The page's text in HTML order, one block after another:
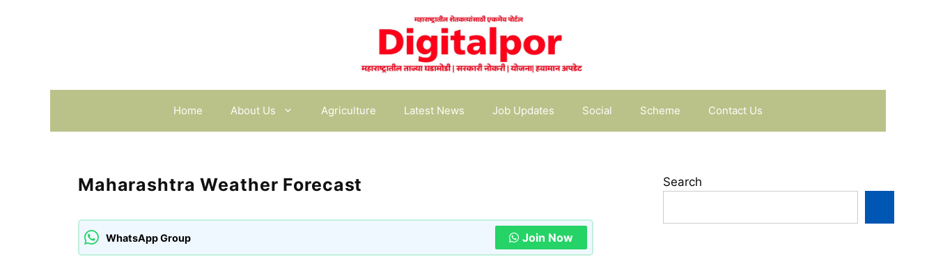
Home About Us Agriculture Latest News Job Updates Social Scheme Contact Us
Maharashtra Weather Forecast
WhatsApp Group Join Now
Search